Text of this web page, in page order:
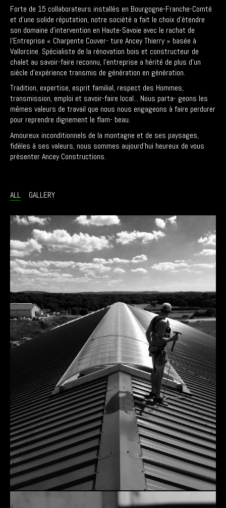
Forte de 15 collaborateurs installés en Bourgogne-Franche-Comté
et d’une solide réputation, notre société a fait le choix d’étendre
son domaine d’intervention en Haute-Savoie avec le rachat de
l’Entreprise « Charpente Couver- ture Ancey Thierry » basée à
Vallorcine. Spécialiste de la rénovation bois et constructeur de
chalet au savoir-faire reconnu, l’entreprise a hérité de plus d’un
siècle d’expérience transmis de génération en génération.
Tradition, expertise, esprit familial, respect des Hommes,
transmission, emploi et savoir-faire local... Nous parta- geons les
mêmes valeurs de travail que nous nous engageons à faire perdurer
pour reprendre dignement le flam- beau.
Amoureux inconditionnels de la montagne et de ses paysages,
fidèles à ses valeurs, nous sommes aujourd’hui heureux de vous
présenter Ancey Constructions.
ALL GALLERY